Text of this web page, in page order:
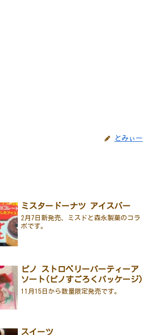
とみぃー
ミスタードーナツ アイスバー
2月7日新発売、ミスドと森永製菓のコラ
ボです。
ピノ ストロベリーパーティーア
ソート(ピノすごろくパッケージ)
11月15日から数量限定発売です。
スイーツ